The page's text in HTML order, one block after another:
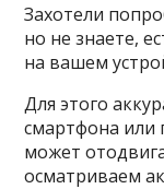
Захотели
но не знаете,
на вашем
Для этого
смартфона или
может
осматриваем